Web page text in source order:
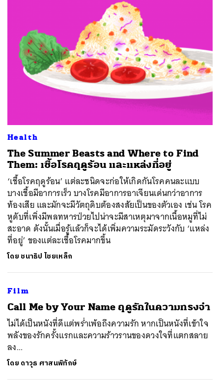
Health
The Summer Beasts and Where to Find
Them: เชื้อโรคฤดูร้อน และแหล่งที่อยู่
‘เชื้อโรคฤดูร้อน’ แต่ละชนิดจะก่อให้เกิดกันโรคคนละแบบ
บางเชื้อมีอาการเร็ว บางโรคมีอาการอาเจียนเด่นกว่าอาการ
ท้องเสีย และมักจะมีวัตถุดิบต้องสงสัยเป็นของตัวเอง เช่น โรค
หูดับที่เพิ่งมีพลทหารป่วยไปน่าจะมีสาเหตุมาจากเนื้อหมูที่ไม่
สะอาด ดังนั้นเมื่อรู้แล้วก็จะได้เพิ่มความระมัดระวังกับ ‘แหล่ง
ที่อยู่’ ของแต่ละเชื้อโรคมากขึ้น
โดย ชนาธิป ไชยเหล็ก
Film
Call Me by Your Name ฤดูรักในความทรงจำ
ไม่ได้เป็นหนังที่ดีแต่พร่ำเพ้อถึงความรัก หากเป็นหนังที่เข้าใจ
พลังของรักครั้งแรกและความร้าวรานของดวงใจที่แตกสลาย
ลง...
โดย ดาวุธ ศาสนพิทักษ์